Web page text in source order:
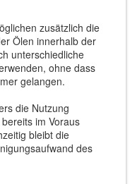
zusätzlich die
Ölen innerhalb der
unterschiedliche
ohne dass
gelangen.
die Nutzung
im Voraus
bleibt die
des